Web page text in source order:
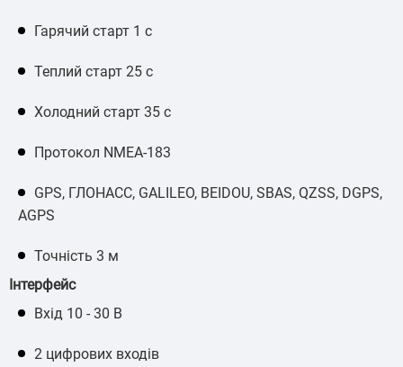
Гарячий старт 1 с
Теплий старт 25 с
Холодний старт 35 с
Протокол NMEA-183
GPS, ГЛОНАСС, GALILEO, BEIDOU, SBAS, QZSS, DGPS,
AGPS
Точність 3 м
Інтерфейс
Вхід 10 - 30 В
2 цифрових входів